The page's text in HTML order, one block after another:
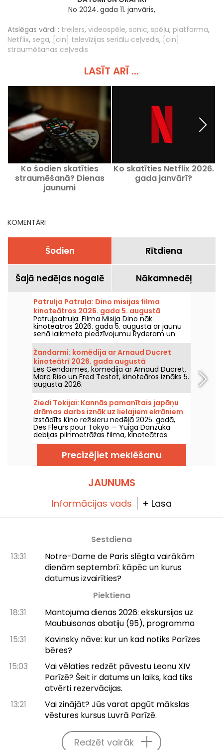
No 2024. gada 11. janvāris,
Atslēgas vārdi : treilers, videospēle, sonic, spēļu, platforma,
Netflix, sega, [cin] televīzijas seriālu ceļvedis, [cin]
straumēšanas ceļvedis
LASĪT ARĪ ...
Ko šodien skatīties
straumēšanā? Dienas
jaunumi
Ko skatīties Netflix 2026.
gada janvārī?
KOMENTĀRI
Šodien Rītdiena
Šajā nedēļas nogalē Nākamnedēļ
Patrulja Patruļa: Dino misijas filma
kinoteātros 2026. gada 5. augustā
Patruļpatruļa: Filma Misija Dino nāk
kinoteātros 2026. gada 5. augustā ar jaunu
senā laikmeta piedzīvojumu Ryderam un
viņa komandai.
Žandarmi: komēdija ar Arnaud Ducret
kinoteātrī 2026. gada augustā
Les Gendarmes, komēdija ar Arnaud Ducret,
Marc Riso un Fred Testot, kinoteāros iznāks 5.
augustā 2026.
Ziedi Tokijai: Kannās pamanītais japāņu
drāmas darbs iznāk uz lielajiem ekrāniem
Izstādīts Kino režisieru nedēļā 2025. gadā,
Des Fleurs pour Tokyo — Yuiga Danzuka
debijas pilnmetrāžas filma, kinoteātros
nonāks 2026. gada 5. augustā.
Precizējiet meklēšanu
JAUNUMS
Informācijas vads + Lasa
Sestdiena
13:31
Notre-Dame de Paris slēgta vairākām
dienām septembrī: kāpēc un kurus
datumus izvairīties?
Piektiena
18:31
Mantojuma dienas 2026: ekskursijas uz
Maubuisonas abatiju (95), programma
15:31
Kavinsky nāve: kur un kad notiks Parīzes
bēres?
15:03
Vai vēlaties redzēt pāvestu Leonu XIV
Parīzē? Šeit ir datums un laiks, kad tiks
atvērti rezervācijas.
13:21
Vai zinājāt? Jūs varat apgūt mākslas
vēstures kursus Luvrā Parīzē.
Redzēt vairāk